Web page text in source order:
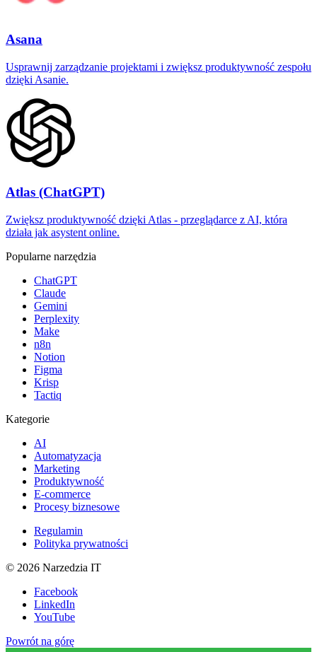
Asana
Usprawnij zarządzanie projektami i zwiększ produktywność zespołu
dzięki Asanie.
Atlas (ChatGPT)
Zwiększ produktywność dzięki Atlas - przeglądarce z AI, która
działa jak asystent online.
Popularne narzędzia
ChatGPT
Claude
Gemini
Perplexity
Make
n8n
Notion
Figma
Krisp
Tactiq
Kategorie
AI
Automatyzacja
Marketing
Produktywność
E-commerce
Procesy biznesowe
Regulamin
Polityka prywatności
© 2026 Narzedzia IT
Facebook
LinkedIn
YouTube
Powrót na górę